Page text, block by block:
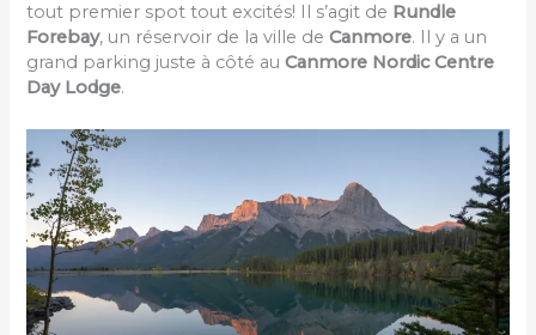
tout premier spot tout excités! Il s’agit de Rundle
Forebay, un réservoir de la ville deCanmore. Il y a un
grand parking juste à côté auCanmore Nordic Centre
Day Lodge.